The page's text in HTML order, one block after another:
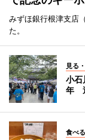
みずほ銀行根津支店
た。
見る
小石
年
食べる